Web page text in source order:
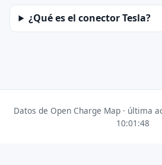
¿Qué es el conector Tesla?
Datos de Open Charge Map · última
10:01:48